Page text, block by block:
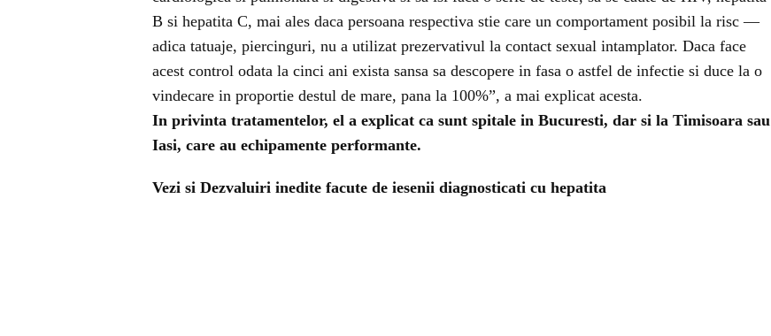
B si hepatita C, mai ales daca persoana respectiva stie care un comportament posibil la risc —
adica tatuaje, piercinguri, nu a utilizat prezervativul la contact sexual intamplator. Daca face
acest control odata la cinci ani exista sansa sa descopere in fasa o astfel de infectie si duce la o
vindecare in proportie destul de mare, pana la 100%”, a mai explicat acesta.
In privinta tratamentelor, el a explicat ca sunt spitale in Bucuresti, dar si la Timisoara sau
Iasi, care au echipamente performante.
Vezi si Dezvaluiri inedite facute de iesenii diagnosticati cu hepatita